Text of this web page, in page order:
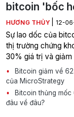
bitcoin 'bốc
HƯƠNG THỦY 12-
Sự lao dốc của
thị trường chứng
30% giá trị và
Bitcoin giảm về
của MicroStrategy
Bitcoin thủng mốc
đâu về đâu?